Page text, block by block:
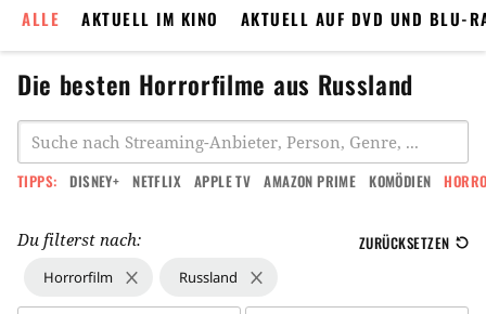
ALLE AKTUELL IM KINO AKTUELL AUF DVD UND BLU-
Die besten Horrorfilme aus Russland
TIPPS: DISNEY+ NETFLIX APPLE TV AMAZON PRIME KOMÖDIEN
Du filterst nach: ZURÜCKSETZEN
Horrorfilm Russland